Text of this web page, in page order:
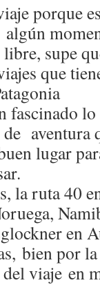
porque
algún
supe
que
fascinado lo
aventura
lugar
la ruta 40
en
bien por
viaje en